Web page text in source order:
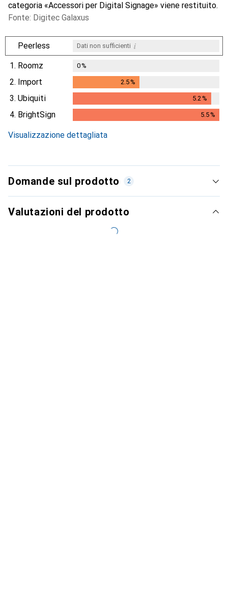
categoria «Accessori per Digital Signage» viene restituito.
Fonte: Digitec Galaxus
Peerless Dati non sufficienti i
1. Roomz 0%
2. Import 2.5%
3. Ubiquiti 5.2 %
5.2%
4. BrightSign 5.5%
Visualizzazione dettagliata
Domande sul prodotto 2
Valutazioni del prodotto